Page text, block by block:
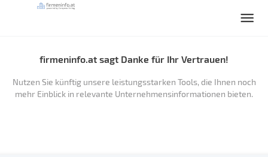
firmeninfo.at sagt Danke für Ihr Vertrauen!
Nutzen Sie künftig unsere leistungsstarken Tools, die Ihnen noch
mehr Einblick in relevante Unternehmensinformationen bieten.